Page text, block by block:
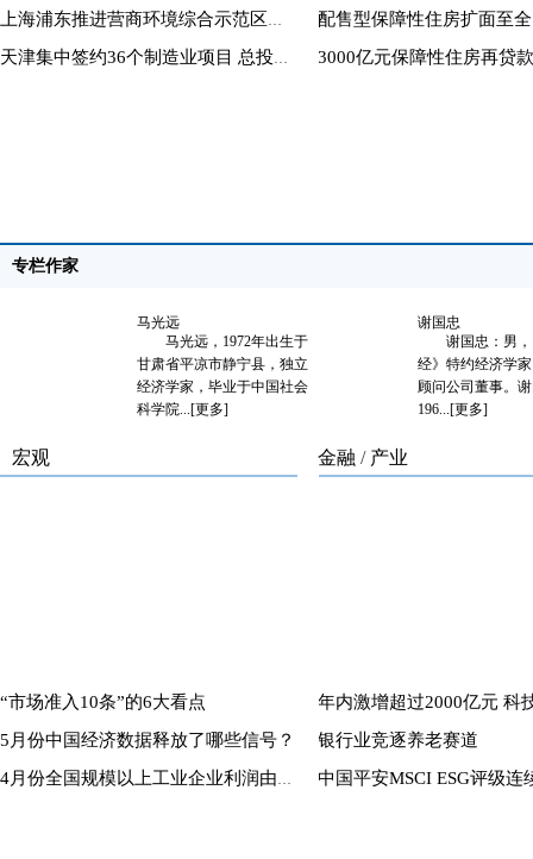
上海浦东推进营商环境综合示范区建设
天津集中签约36个制造业项目 总投资668亿元
专栏作家
马光远
马光远，1972年出生于
甘肃省平凉市静宁县，独立
经济学家，毕业于中国社会
科学院...[更多]
谢国忠
谢国忠：男，
经》特约经济学
顾问公司董事。
196...[更多]
宏观
“市场准入10条”的6大看点
5月份中国经济数据释放了哪些信号？
4月份全国规模以上工业企业利润由降转增
金融 / 产业
银行业竞逐养老赛道